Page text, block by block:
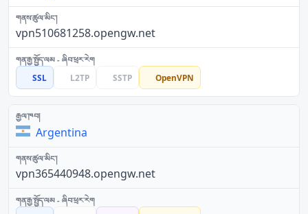
vpn510681258.opengw.net
SSL L2TP SSTP OpenVPN
Argentina
vpn365440948.opengw.net